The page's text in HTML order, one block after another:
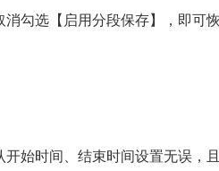
勾选【启用分段保存】，即可
始时间、结束时间设置无误，